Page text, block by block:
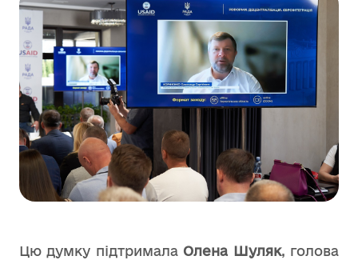
Цю думку підтримала Олена Шуляк, голова